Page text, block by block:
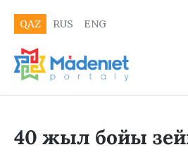
QAZ RUS ENG
40 жыл бойы